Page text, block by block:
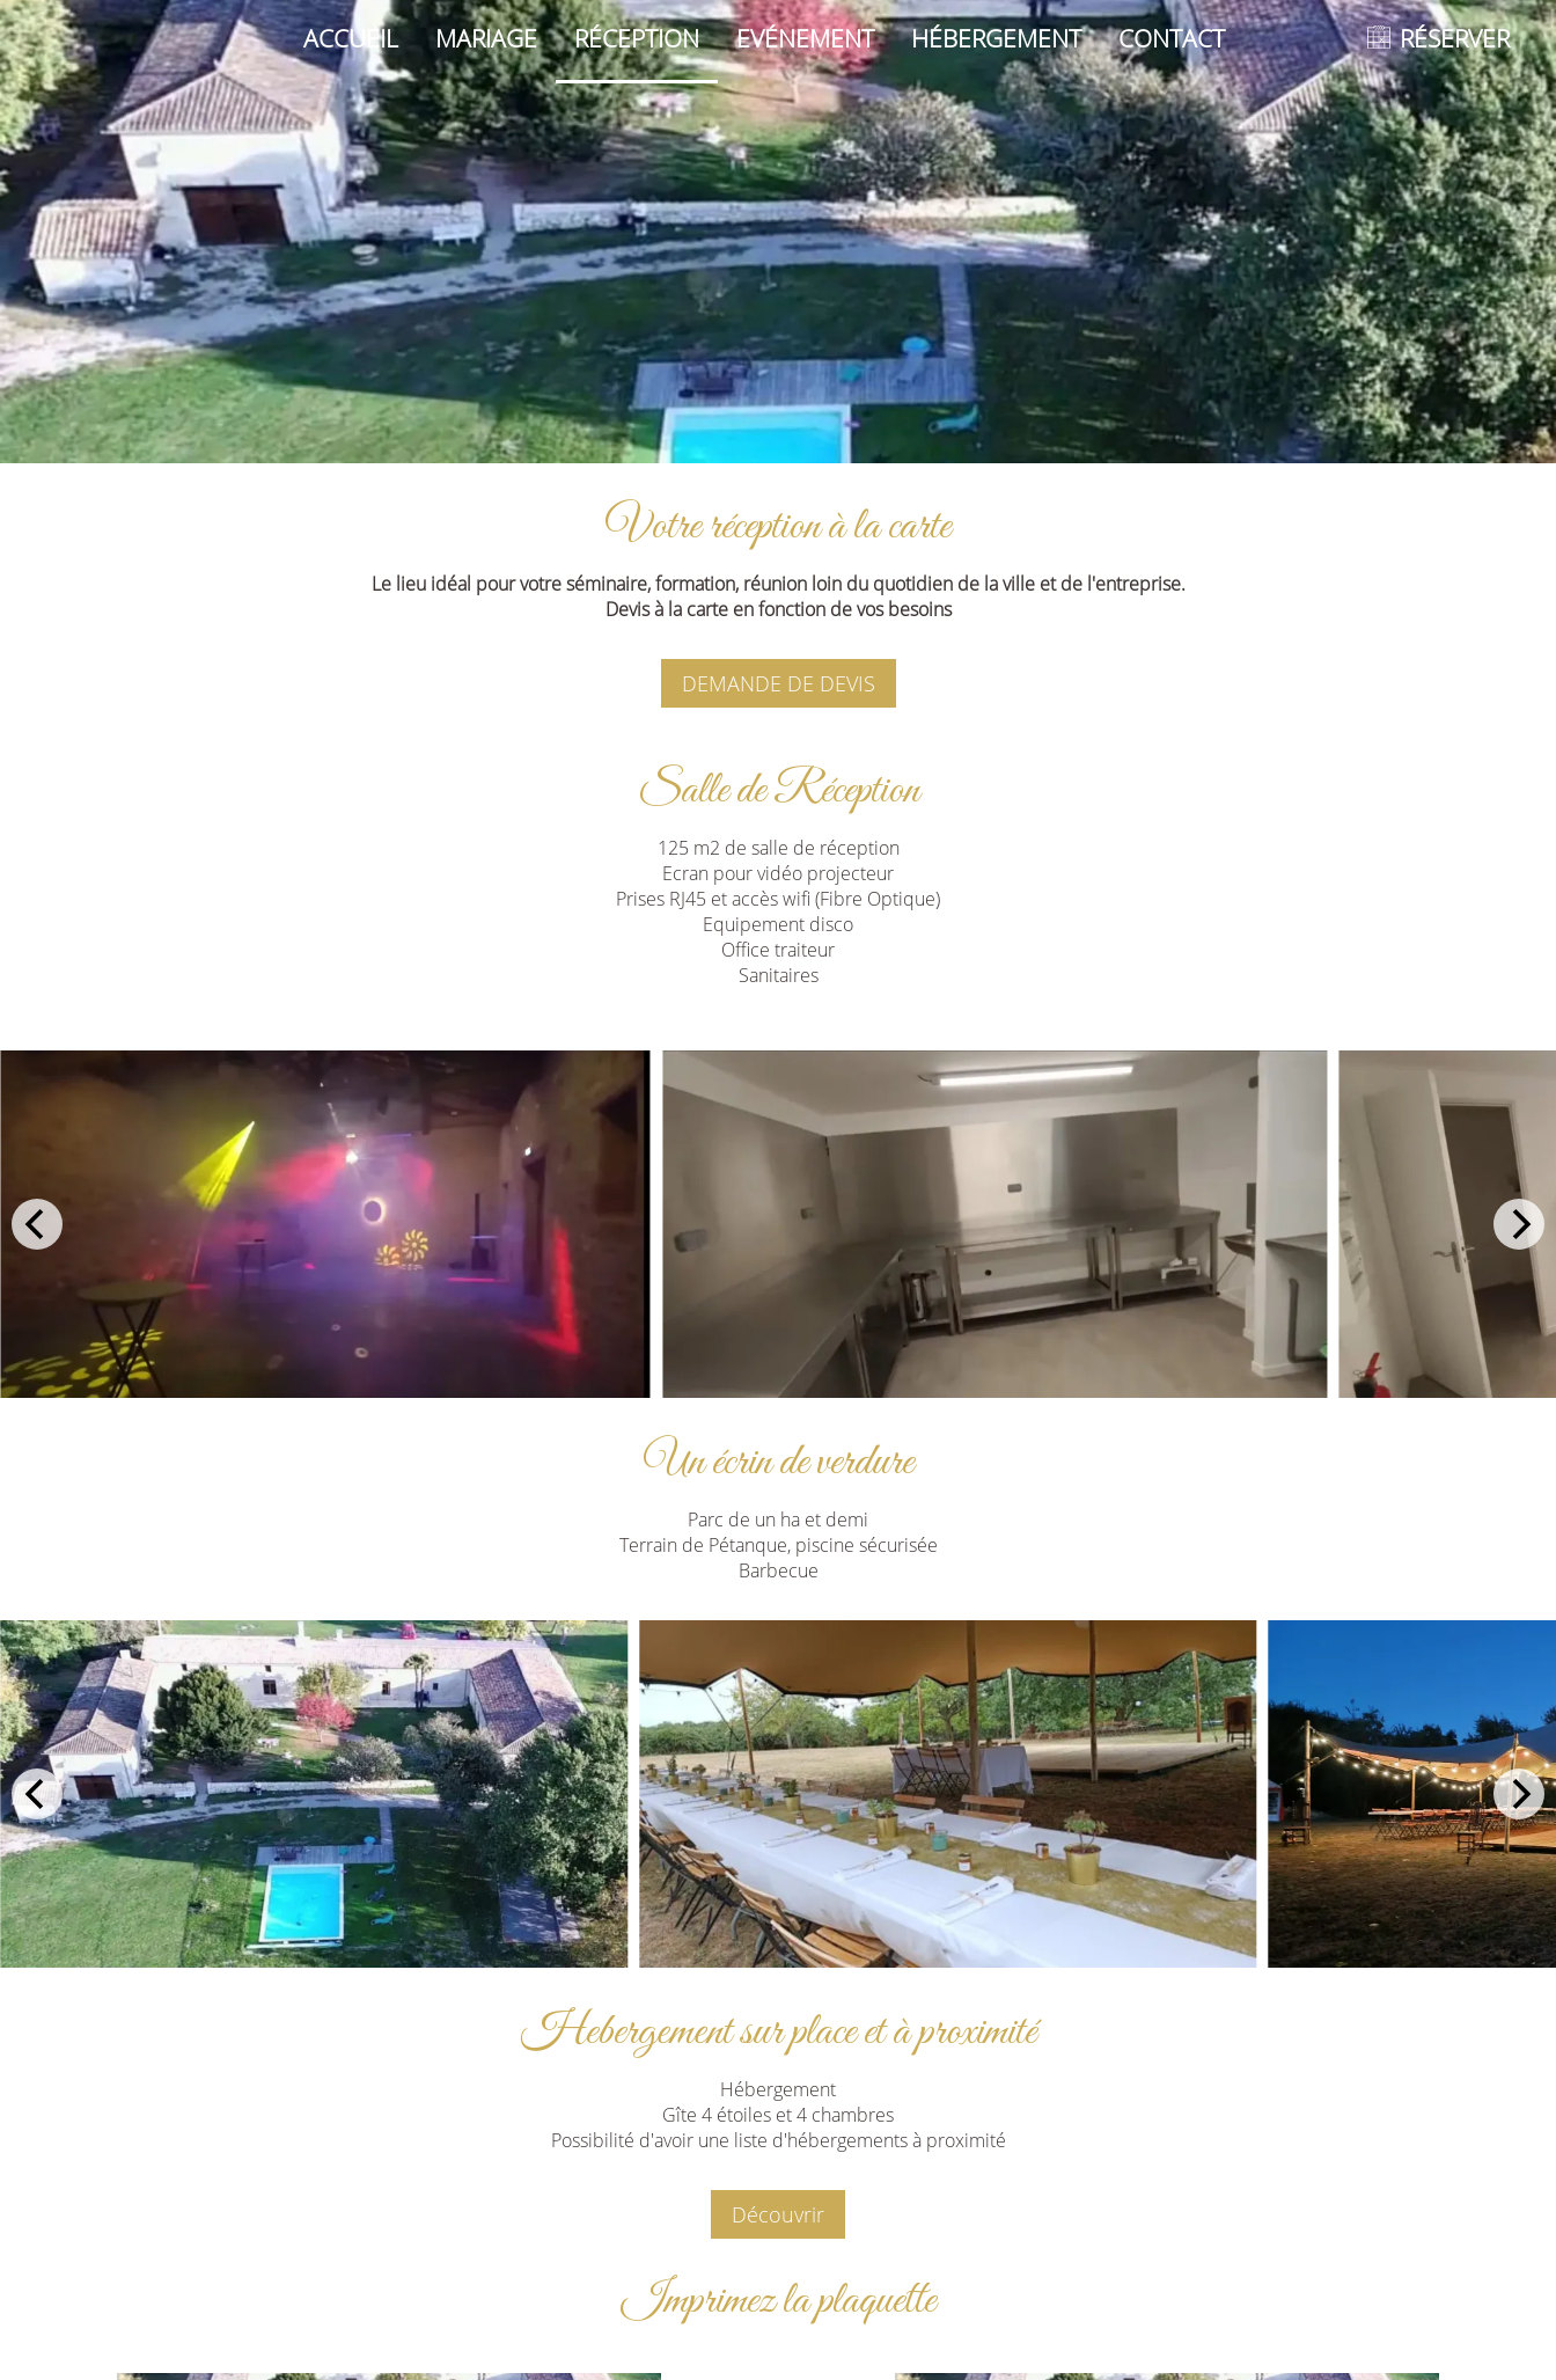
ACCUEIL MARIAGE RÉCEPTION EVÉNEMENT HÉBERGEMENT CONTACT RÉSERVER
Votre réception à la carte
Le lieu idéal pour votre séminaire, formation, réunion loin du quotidien de la ville et de l'entreprise.
Devis à la carte en fonction de vos besoins
DEMANDE DE DEVIS
Salle de Réception
125 m2 de salle de réception
Ecran pour vidéo projecteur
Prises RJ45 et accès wifi (Fibre Optique)
Equipement disco
Office traiteur
Sanitaires
Un écrin de verdure
Parc de un ha et demi
Terrain de Pétanque, piscine sécurisée
Barbecue
Hebergement sur place et à proximité
Hébergement
Gîte 4 étoiles et 4 chambres
Possibilité d'avoir une liste d'hébergements à proximité
Découvrir
Imprimez la plaquette